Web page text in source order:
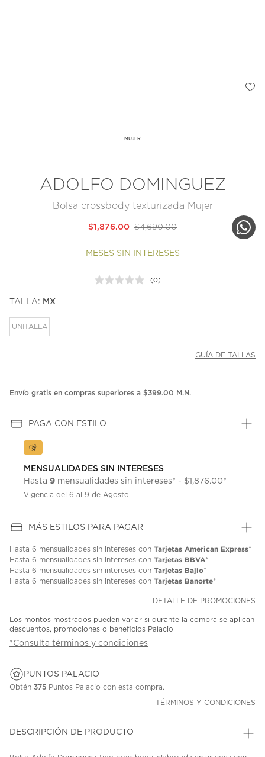
MUJER
ADOLFO DOMINGUEZ
Bolsa crossbody texturizada Mujer
$4,690.00
$1,876.00
MESES SIN INTERESES
Sin
(0)
TALLA: MX
UNITALLA
GUÍA DE TALLAS
Envío gratis en compras superiores a $399.00 M.N.
PAGA CON ESTILO
MENSUALIDADES SIN INTERESES
Hasta 9 mensualidades sin intereses* - $1,876.00*
Vigencia del 6 al 9 de Agosto
MÁS ESTILOS PARA PAGAR
Hasta 6 mensualidades sin intereses con Tarjetas American Express*
Hasta 6 mensualidades sin intereses con Tarjetas BBVA*
Hasta 6 mensualidades sin intereses con Tarjetas Bajio*
Hasta 6 mensualidades sin intereses con Tarjetas Banorte*
DETALLE DE PROMOCIONES
Los montos mostrados pueden variar si durante la compra se aplican
descuentos, promociones o beneficios Palacio
*Consulta términos y condiciones
PUNTOS PALACIO
Obtén 375 Puntos Palacio con esta compra.
TÉRMINOS Y CONDICIONES
DESCRIPCIÓN DE PRODUCTO